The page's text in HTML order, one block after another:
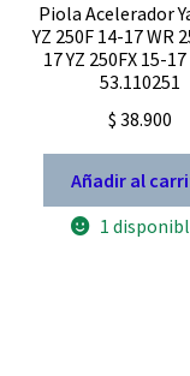
Piola Acelerador
YZ 250F 14-17 WR
17 YZ 250FX 15-
53.110251
$ 38.900
Añadir al
1